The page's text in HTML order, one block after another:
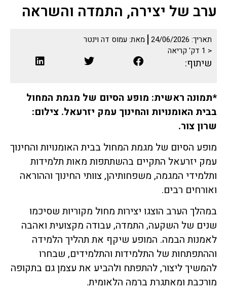
ערב של יצירה, התמדה והשראה
תאריך: 24/06/2026 מאת: עמוס דה וינטר
< 1
דק' קריאה
שיתוף:
*תמונה ראשית: מופע הסיום של מגמת המחול
בבית האומנויות והחינוך עמק יזרעאל. צילום:
שרון צור.
מופע הסיום של מגמת המחול בבית האומנויות והחינוך
עמק יזרעאל התקיים בהשתתפות מאות תלמידות
ותלמידי המגמה, משפחותיהן, צוותי החינוך וההוראה
ואורחים רבים.
במהלך הערב הוצגו יצירות מחול מקוריות שסיכמו
שנים של השקעה, התמדה, עבודה מקצועית ואהבה
לאמנות הבמה. המופע שיקף את תהליך הלמידה
וההתפתחות של התלמידות והתלמידים, שבחרו
להמשיך ליצור, להתפתח ולהביע את עצמן גם בתקופה
מורכבת ומאתגרת ברמה הלאומית.